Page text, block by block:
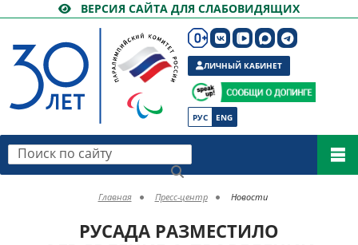
ВЕРСИЯ САЙТА ДЛЯ СЛАБОВИДЯЩИХ
РУС ENG
ЛИЧНЫЙ КАБИНЕТ
Поиск по сайту
Главная Пресс-центр Новости
РУСАДА РАЗМЕСТИЛО